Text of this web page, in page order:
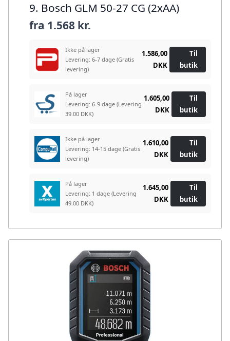
9. Bosch GLM 50-27 CG (2xAA)
fra 1.568 kr.
Ikke på lager
Levering: 6-7 dage (Gratis
levering)
1.586,00
DKK
Til
butik
På lager
Levering: 6-9 dage (Levering
39.00 DKK)
1.605,00
DKK
Til
butik
Ikke på lager
Levering: 14-15 dage (Gratis
levering)
1.610,00
DKK
Til
butik
På lager
Levering: 1 dage (Levering
49.00 DKK)
1.645,00
DKK
Til
butik